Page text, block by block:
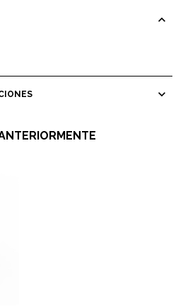
expand_less
expand_more